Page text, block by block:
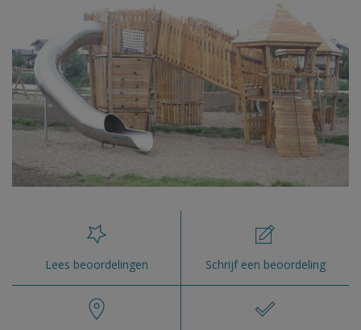
Lees beoordelingen Schrijf een beoordeling